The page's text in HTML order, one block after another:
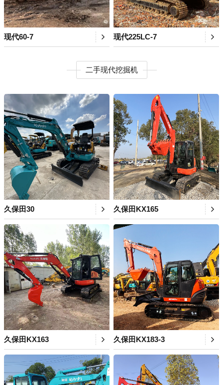
现代60-7 现代225LC-7
二手现代挖掘机
久保田30 久保田KX165
久保田KX163 久保田KX183-3